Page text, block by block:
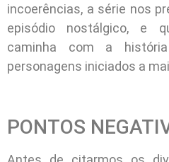
incoerências, a série nos
episódio nostálgico, e
caminha com a
personagens iniciados a
PONTOS